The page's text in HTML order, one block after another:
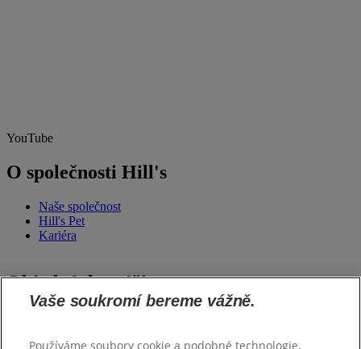
YouTube
O společnosti Hill's
Naše společnost
Hill's Pet
Kariéra
Objednávky výživy
Vaše soukromí bereme vážně.
Používáme soubory cookie a podobné technologie,